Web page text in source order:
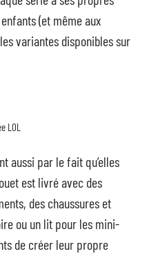
(et même aux
variantes disponibles sur
aussi par le fait qu’elles
est livré avec des
des chaussures et
ou un lit pour les mini-
de créer leur propre